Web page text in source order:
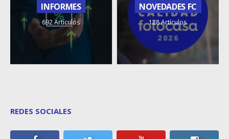
INFORMES
692 Artículos
NOVEDADES FC
128 Artículos
REDES SOCIALES